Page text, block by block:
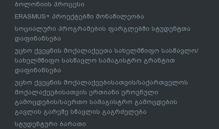
ბოლონიის პროცესი
ERASMUS+ პროექტებში მონაწილეობა
სოციალური პროგრამების ფარგლებში სტუდენტთა
დაფინანსება
უცხო ქვეყნის მოქალაქეეთა სახელმწიფო სასწავლო/
სახელმწიფო სასწავლო სამაგისტრო გრანტით
დაფინანსება
უცხო ქვეყნის მოქალაქეებისათვის/საქართველოს
მოქალაქეებისათვის ერთიანი ეროვნული
გამოცდების/საერთო სამაგისტრო გამოცდების
გავლის გარეშე სწავლის გაგრძელება
სტუდენტური ბარათი